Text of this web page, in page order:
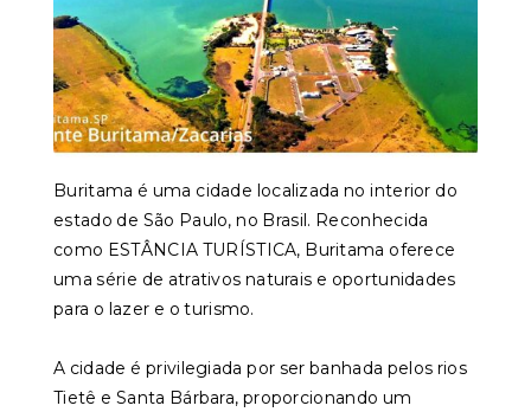
Buritama é uma cidade localizada no interior do
estado de São Paulo, no Brasil. Reconhecida
como ESTÂNCIA TURÍSTICA, Buritama oferece
uma série de atrativos naturais e oportunidades
para o lazer e o turismo.
A cidade é privilegiada por ser banhada pelos rios
Tietê e Santa Bárbara, proporcionando um